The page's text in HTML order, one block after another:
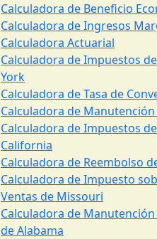
Calculadora de Beneficio
Calculadora de Ingresos
Calculadora Actuarial
Calculadora de Impuestos
York
Calculadora de Tasa de
Calculadora de
Calculadora de Impuestos de
California
Calculadora de Reembolso
Calculadora de Impuesto
Ventas de Missouri
Calculadora de
de Alabama